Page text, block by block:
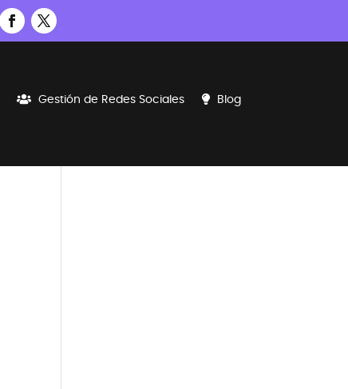
Gestión de Redes Sociales Blog